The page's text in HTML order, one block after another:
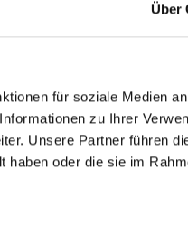
Über
für soziale Medien
zu Ihrer
Unsere Partner führen
haben oder die sie im